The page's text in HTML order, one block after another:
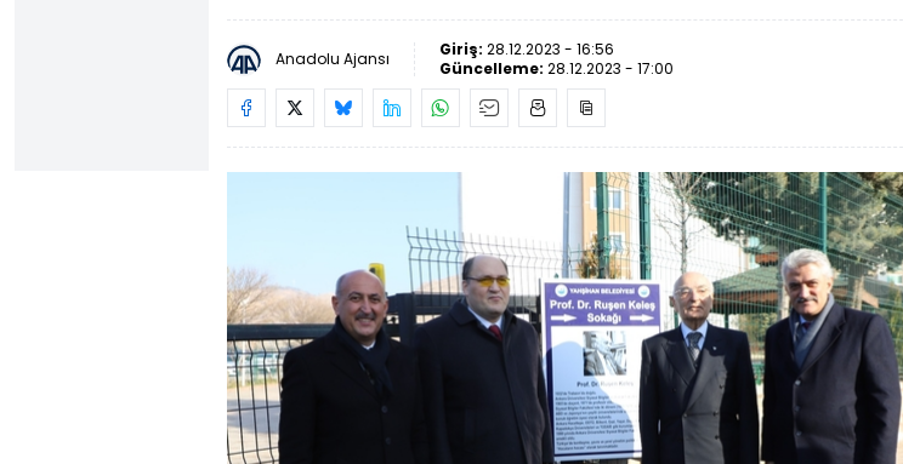
Anadolu Ajansı Giriş: 28.12.2023 - 16:56
Güncelleme: 28.12.2023 - 17:00